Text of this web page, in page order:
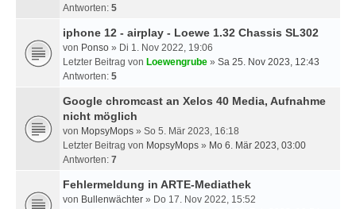
Antworten: 5
iphone 12 - airplay - Loewe 1.32 Chassis SL302
von Ponso » Di 1. Nov 2022, 19:06
Letzter Beitrag von Loewengrube » Sa 25. Nov 2023, 12:43
Antworten: 5
Google chromcast an Xelos 40 Media, Aufnahme
nicht möglich
von MopsyMops » So 5. Mär 2023, 16:18
Letzter Beitrag von MopsyMops » Mo 6. Mär 2023, 03:00
Antworten: 7
Fehlermeldung in ARTE-Mediathek
von Bullenwächter » Do 17. Nov 2022, 15:52